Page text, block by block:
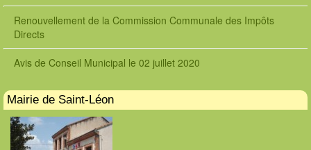
Renouvellement de la Commission Communale des Impôts
Directs
Avis de Conseil Municipal le 02 juillet 2020
Mairie de Saint-Léon